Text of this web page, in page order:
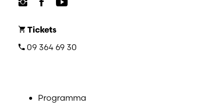
Tickets
09 364 69 30
Programma